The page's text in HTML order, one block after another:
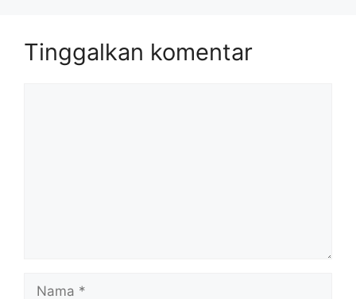
Tinggalkan komentar
Nama